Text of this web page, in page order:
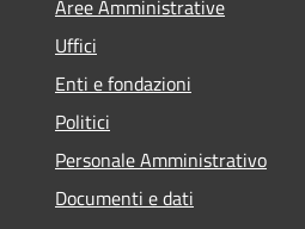
Aree Amministrative
Uffici
Enti e fondazioni
Politici
Personale Amministrativo
Documenti e dati